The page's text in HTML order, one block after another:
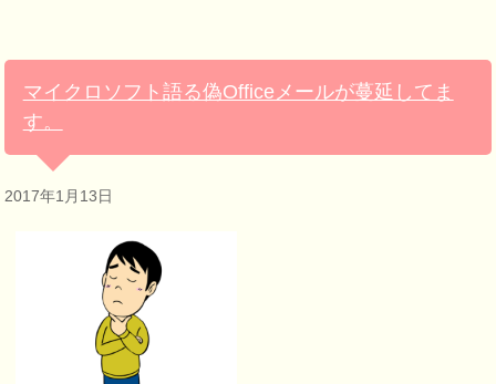
マイクロソフト語る偽Officeメールが蔓延してま
す。
2017年1月13日